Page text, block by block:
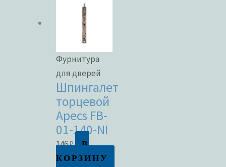
Фурнитура
для дверей
Шпингалет
торцевой
Apecs FB-
01-140-NI
146₽
В
КОРЗИНУ